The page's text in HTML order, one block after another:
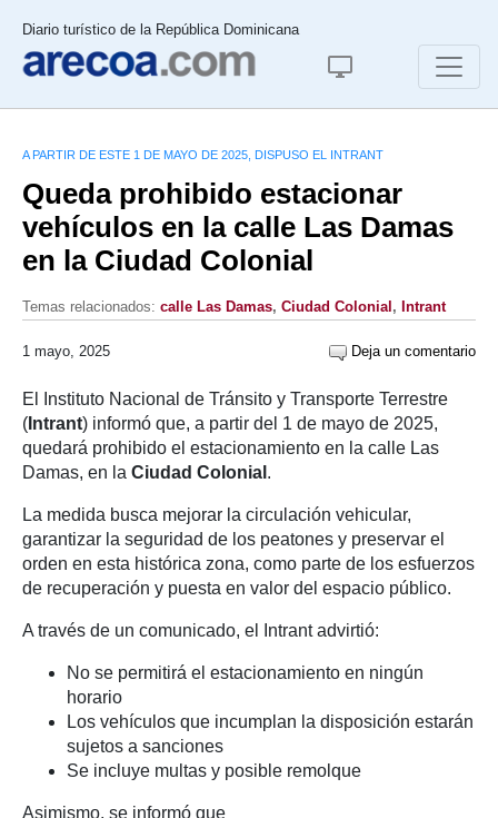
Diario turístico de la República Dominicana
A PARTIR DE ESTE 1 DE MAYO DE 2025, DISPUSO EL INTRANT
Queda prohibido estacionar
vehículos en la calle Las Damas
en la Ciudad Colonial
Temas relacionados: calle Las Damas, Ciudad Colonial , Intrant
1 mayo, 2025 Deja un comentario
El Instituto Nacional de Tránsito y Transporte Terrestre
( Intrant) informó que, a partir del 1 de mayo de 2025,
quedará prohibido el estacionamiento en la calle Las
Damas, en la Ciudad Colonial .
La medida busca mejorar la circulación vehicular,
garantizar la seguridad de los peatones y preservar el
orden en esta histórica zona, como parte de los esfuerzos
de recuperación y puesta en valor del espacio público.
A través de un comunicado, el Intrant advirtió:
No se permitirá el estacionamiento en ningún
horario
Los vehículos que incumplan la disposición estarán
sujetos a sanciones
Se incluye multas y posible remolque
Asimismo, se informó que